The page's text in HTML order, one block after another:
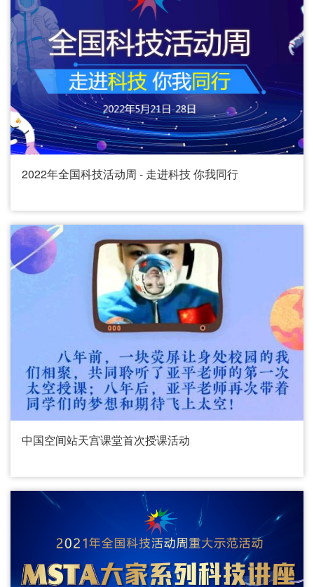
2022年全国科技活动周 - 走进科技 你我同行
中国空间站天宫课堂首次授课活动